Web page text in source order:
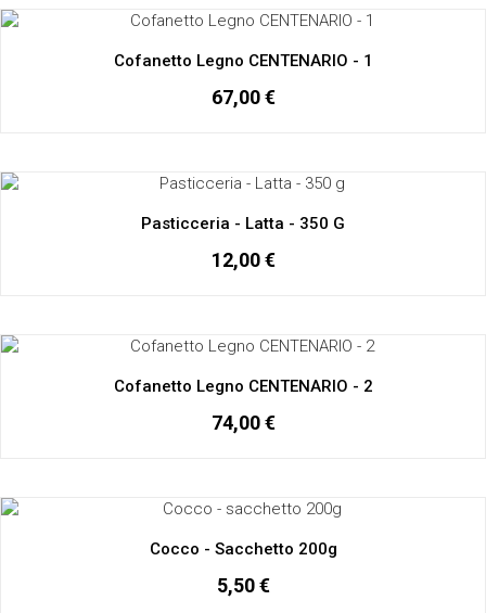
Cofanetto Legno CENTENARIO - 1
67,00 €
Pasticceria - Latta - 350 G
12,00 €
Cofanetto Legno CENTENARIO - 2
74,00 €
Cocco - Sacchetto 200g
5,50 €